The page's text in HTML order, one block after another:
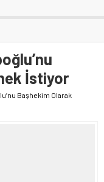
İstiyor
Başhekim Olarak